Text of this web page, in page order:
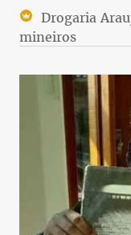
Drogaria
mineiros